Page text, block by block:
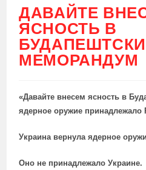
ДАВАЙТЕ
ЯСНОСТЬ В
МЕМОРАНДУМ
«Давайте внесем ясность в
ядерное оружие принадлежало
Украина вернула ядерное
Оно не принадлежало Украине.